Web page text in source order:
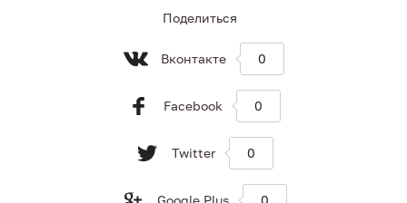
Поделиться
Вконтакте 0
Facebook 0
Twitter 0
Google Plus 0